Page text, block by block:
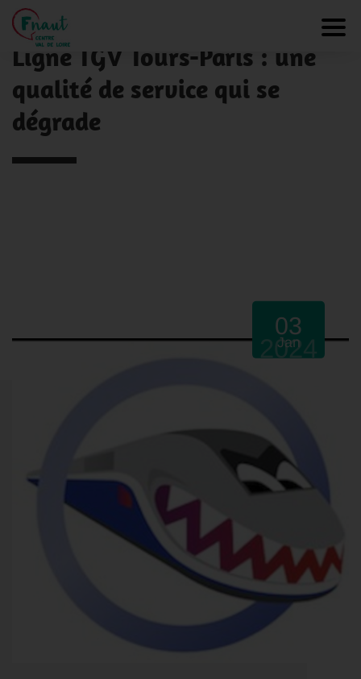
Panneau de gestion des cookies
NOS ACTUALITÉS
Ligne TGV Tours-Paris : une
qualité de service qui se
dégrade
03
Jan
2024